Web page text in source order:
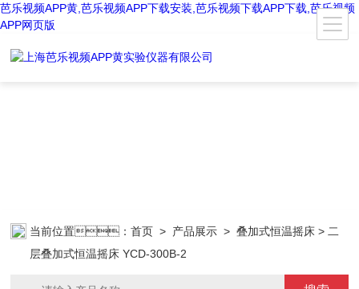
芭乐视频APP黄,芭乐视频APP下载安装,芭乐视频下载APP下载,芭乐视频
APP网页版
当前位置：首页 > 产品展示 >叠加式恒温摇床 > 二
层叠加式恒温摇床 YCD-300B-2